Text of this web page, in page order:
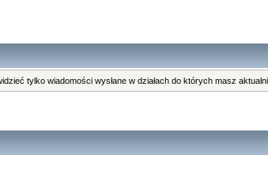
tylko wiadomości wysłane w działach do których masz